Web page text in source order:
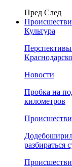
Пред След
Культура
Перспективы
Новости
Пробка на
километров